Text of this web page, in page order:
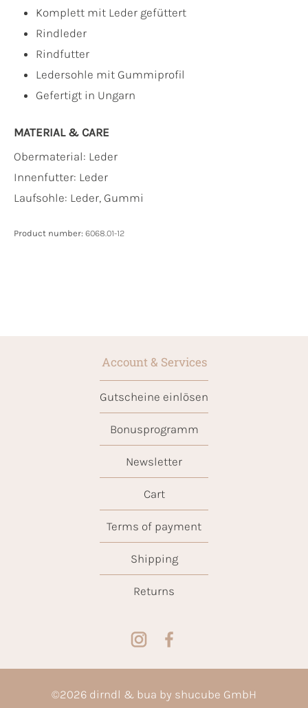
Komplett mit Leder gefüttert
Rindleder
Rindfutter
Ledersohle mit Gummiprofil
Gefertigt in Ungarn
MATERIAL & CARE
Obermaterial: Leder
Innenfutter: Leder
Laufsohle: Leder, Gummi
Product number: 6068.01-12
Account & Services
Gutscheine einlösen
Bonusprogramm
Newsletter
Cart
Terms of payment
Shipping
Returns
©2026 dirndl & bua by shucube GmbH